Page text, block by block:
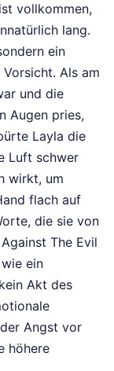
vollkommen,
lang.
ein
Als am
und die
Augen pries,
Layla die
Luft schwer
wirkt, um
flach auf
die sie von
The Evil
ein
Akt des
Angst vor
höhere